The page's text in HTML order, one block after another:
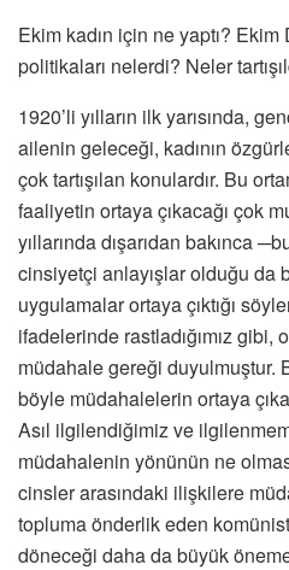
Ekim kadın için ne yaptı? Ekim
politikaları nelerdi? Neler
1920’li yılların ilk yarısında,
ailenin geleceği, kadının
çok tartışılan konulardır. Bu
faaliyetin ortaya çıkacağı çok
yıllarında dışarıdan bakınca
cinsiyetçi anlayışlar olduğu da
uygulamalar ortaya çıktığı
ifadelerinde rastladığımız gibi,
müdahale gereği duyulmuştur.
böyle müdahalelerin ortaya
Asıl ilgilendiğimiz ve
müdahalenin yönünün ne
cinsler arasındaki ilişkilere
topluma önderlik eden
döneceği daha da büyük